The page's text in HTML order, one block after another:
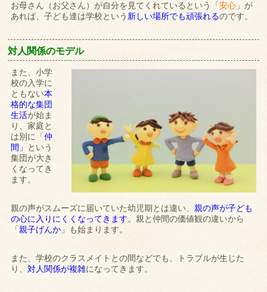
お母さん（お父さん）が自分を見てくれているという「安心 」が
あれば、子ども達は学校という 新しい場所でも頑張れるのです。
対人関係のモデル
また、小学
校の入学に
ともない本
格的な集団
生活が始ま
り、家庭と
は別に「仲
間」 という
集団が大き
くなってき
ます。
親の声がスムーズに届いていた幼児期とは違い、親の声が子ども
の心に入りにくくなってきます。親と仲間の価値観の違いから
「親子げんか 」も始まります。
また、学校のクラスメイトとの間などでも、トラブルが生じた
り、対人関係が複雑になってきます。